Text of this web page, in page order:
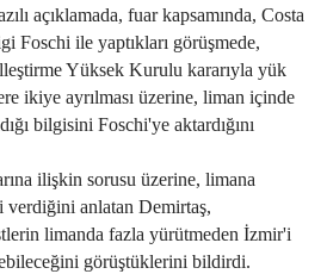
açıklamada, fuar kapsamında, Costa
Foschi ile yaptıkları görüşmede,
Yüksek Kurulu kararıyla yük
ikiye ayrılması üzerine, liman içinde
bilgisini Foschi'ye aktardığını
ilişkin sorusu üzerine, limana
verdiğini anlatan Demirtaş,
limanda fazla yürütmeden İzmir'i
görüştüklerini bildirdi.